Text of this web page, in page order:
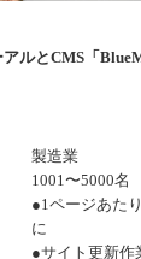
ルとCMS「
製造業
1001〜5000名
●1ページあた
に
●サイト更新作